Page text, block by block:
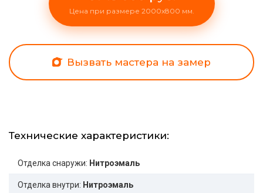
Цена при размере 2000x800 мм.
Вызвать мастера на замер
Технические характеристики:
Отделка снаружи: Нитроэмаль
Отделка внутри: Нитроэмаль